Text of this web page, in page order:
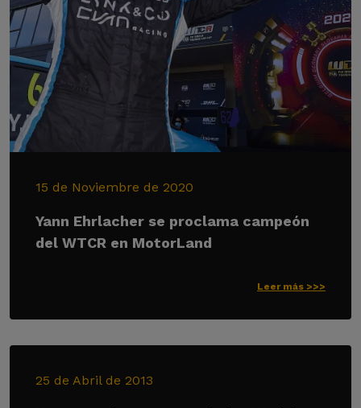
15 de Noviembre de 2020
Yann Ehrlacher se proclama campeón
del WTCR en MotorLand
Leer más >>>
25 de Abril de 2013